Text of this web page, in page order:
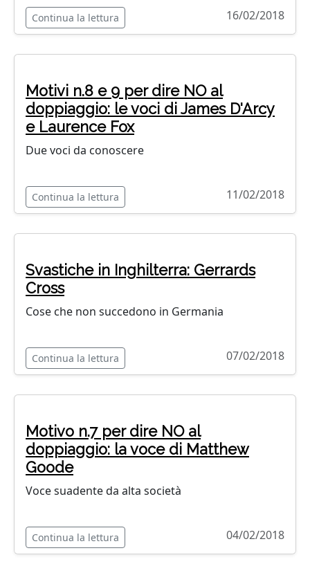
Continua la lettura 16/02/2018
Motivi n.8 e 9 per dire NO al
doppiaggio: le voci di James D'Arcy
e Laurence Fox
Due voci da conoscere
Continua la lettura 11/02/2018
Svastiche in Inghilterra: Gerrards
Cross
Cose che non succedono in Germania
Continua la lettura 07/02/2018
Motivo n.7 per dire NO al
doppiaggio: la voce di Matthew
Goode
Voce suadente da alta società
Continua la lettura 04/02/2018